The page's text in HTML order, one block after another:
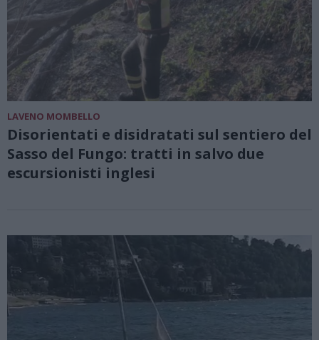
LAVENO MOMBELLO
Disorientati e disidratati sul sentiero del
Sasso del Fungo: tratti in salvo due
escursionisti inglesi